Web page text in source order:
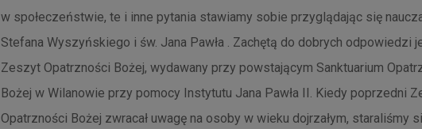
w społeczeństwie, te i inne pytania stawiamy sobie przyglądając się
Stefana Wyszyńskiego i św. Jana Pawła . Zachętą do dobrych odpowiedzi
Zeszyt Opatrzności Bożej, wydawany przy powstającym Sanktuarium
Bożej w Wilanowie przy pomocy Instytutu Jana Pawła II. Kiedy poprzedni
Opatrzności Bożej zwracał uwagę na osoby w wieku dojrzałym, staraliśmy